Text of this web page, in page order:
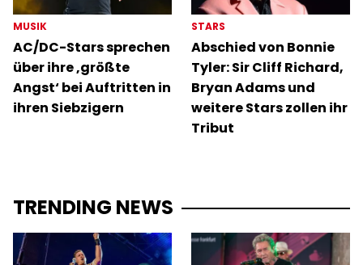
MUSIK
AC/DC-Stars sprechen
über ihre ‚größte
Angst‘ bei Auftritten in
ihren Siebzigern
STARS
Abschied von Bonnie
Tyler: Sir Cliff Richard,
Bryan Adams und
weitere Stars zollen ihr
Tribut
TRENDING NEWS